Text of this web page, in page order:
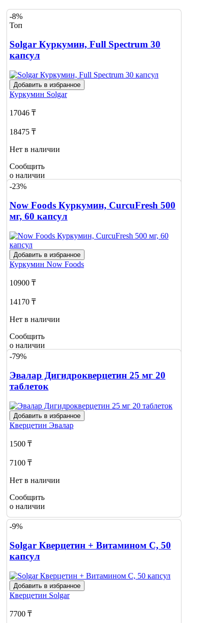
-8%
Топ
Solgar Куркумин, Full Spectrum 30
капсул
Добавить в избранное
Куркумин Solgar
17046 ₸
18475 ₸
Нет в наличии
Сообщить
о наличии
-23%
Now Foods Куркумин, CurcuFresh 500
мг, 60 капсул
Добавить в избранное
Куркумин Now Foods
10900 ₸
14170 ₸
Нет в наличии
Сообщить
о наличии
1
-79%
Эвалар Дигидрокверцетин 25 мг 20
таблеток
Добавить в избранное
Кверцетин Эвалар
1500 ₸
7100 ₸
Нет в наличии
Сообщить
о наличии
-9%
Solgar Кверцетин + Витамином С, 50
капсул
Добавить в избранное
Кверцетин Solgar
7700 ₸